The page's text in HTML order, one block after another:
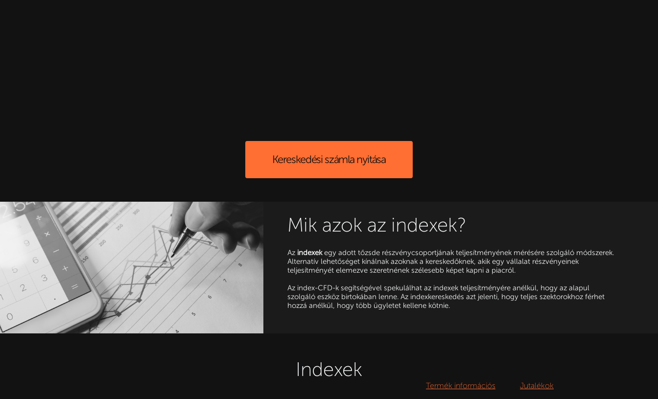
Kereskedési számla nyitása
Mik azok az indexek?
Az indexekegy adott tőzsde részvénycsoportjának teljesítményének mérésére szolgáló módszerek.
Alternatív lehetőséget kínálnak azoknak a kereskedőknek, akik egy vállalat részvényeinek
teljesítményét elemezve szeretnének szélesebb képet kapni a piacról.
Az index-CFD-k segítségével spekulálhat az indexek teljesítményére anélkül, hogy az alapul
szolgáló eszköz birtokában lenne. Az indexkereskedés azt jelenti, hogy teljes szektorokhoz férhet
hozzá anélkül, hogy több ügyletet kellene kötnie.
Indexek
Termék információs Jutalékok